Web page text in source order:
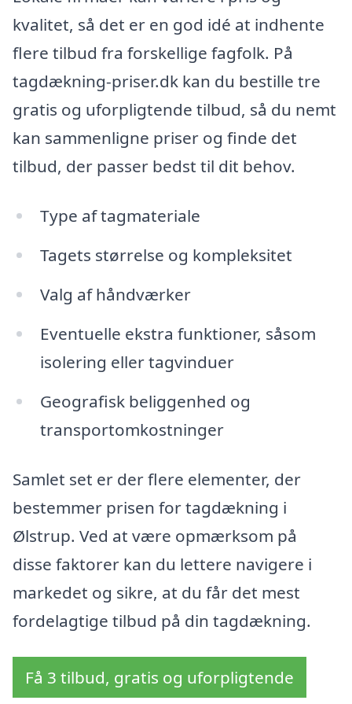
kvalitet, så det er en god idé at indhente
flere tilbud fra forskellige fagfolk. På
tagdækning-priser.dk kan du bestille tre
gratis og uforpligtende tilbud, så du nemt
kan sammenligne priser og finde det
tilbud, der passer bedst til dit behov.
Type af tagmateriale
Tagets størrelse og kompleksitet
Valg af håndværker
Eventuelle ekstra funktioner, såsom
isolering eller tagvinduer
Geografisk beliggenhed og
transportomkostninger
Samlet set er der flere elementer, der
bestemmer prisen for tagdækning i
Ølstrup. Ved at være opmærksom på
disse faktorer kan du lettere navigere i
markedet og sikre, at du får det mest
fordelagtige tilbud på din tagdækning.
Få 3 tilbud, gratis og uforpligtende